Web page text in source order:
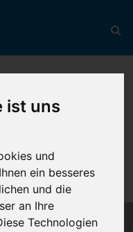
ist uns
und
ein besseres
und die
an Ihre
Technologien